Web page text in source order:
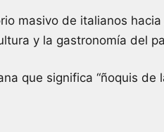
masivo de italianos
y la gastronomía del
que significa “ñoquis de